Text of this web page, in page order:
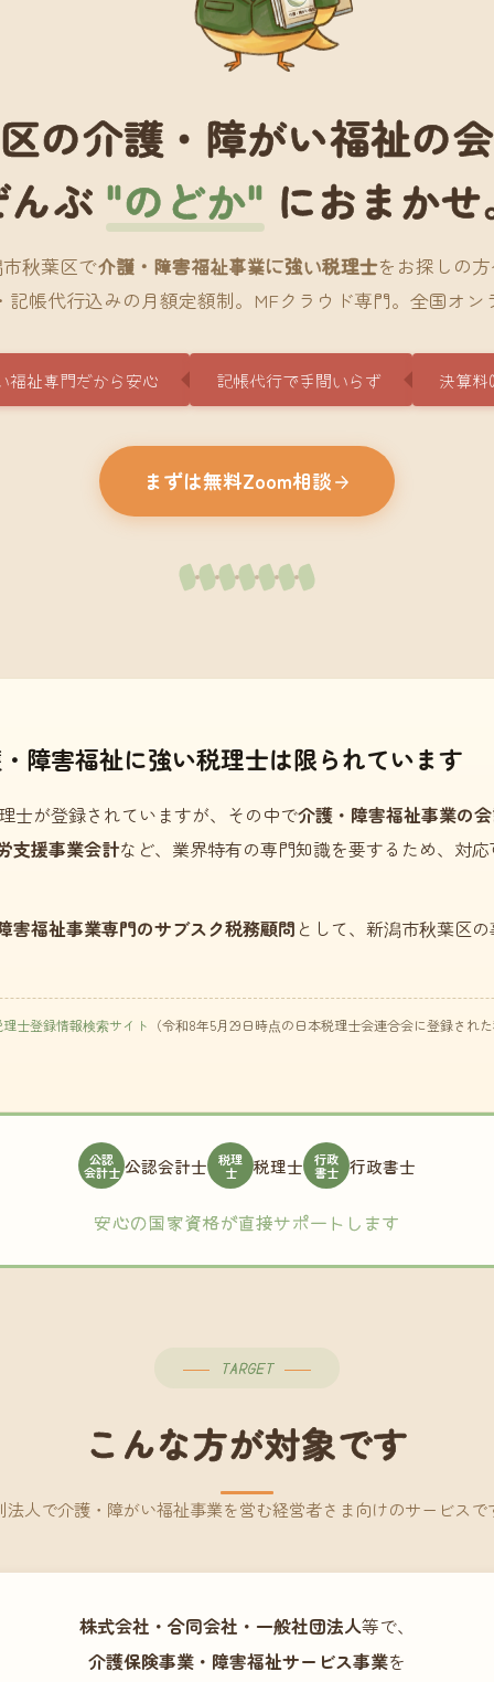
の介護・障がい福祉の会
ぶ "のどか" におまかせ
秋葉区で介護・障害福祉事業に強い税理士をお探しの方
記帳代行込みの月額定額制。MFクラウド専門。全国オン
福祉専門だから安心 記帳代行で手間いらず 決算料
まずは無料Zoom相談
障害福祉に強い税理士は限られています
士が登録されていますが、その中で介護・障害福祉事業の
支援事業会計など、業界特有の専門知識を要するため、対
害福祉事業専門のサブスク税務顧問 として、新潟市秋葉区
士登録情報検索サイト （令和8年5月29日時点の日本税理士会連合会に登録され
公認
会計士 公認会計士 税理
士 税理士 行政
書士 行政書士
安心の国家資格が直接サポートします
TARGET
こんな方が対象です
法人で介護・障がい福祉事業を営む経営者さま向けのサービスで
株式会社・合同会社・一般社団法人等で、
介護保険事業・障害福祉サービス事業を